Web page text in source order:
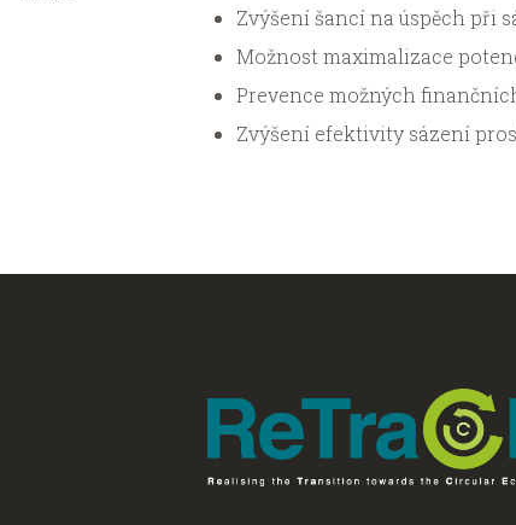
Zvýšení šancí na úspěch při
Možnost maximalizace
Prevence možných
Zvýšení efektivity sázení